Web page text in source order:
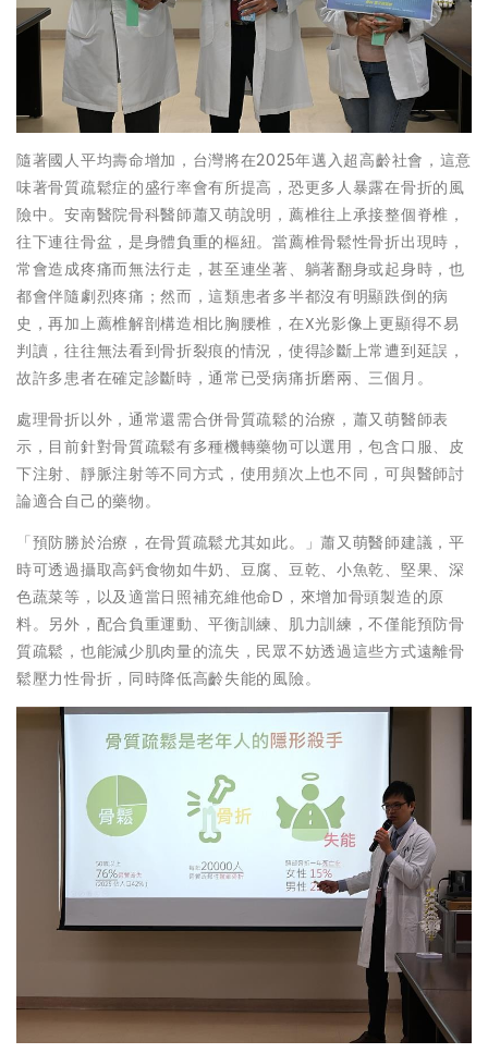
隨著國人平均壽命增加，台灣將在2025年邁入超高齡社會，這意
味著骨質疏鬆症的盛行率會有所提高，恐更多人暴露在骨折的風
險中。安南醫院骨科醫師蕭又萌說明，薦椎往上承接整個脊椎，
往下連往骨盆，是身體負重的樞紐。當薦椎骨鬆性骨折出現時，
常會造成疼痛而無法行走，甚至連坐著、躺著翻身或起身時，也
都會伴隨劇烈疼痛；然而，這類患者多半都沒有明顯跌倒的病
史，再加上薦椎解剖構造相比胸腰椎，在X光影像上更顯得不易
判讀，往往無法看到骨折裂痕的情況，使得診斷上常遭到延誤，
故許多患者在確定診斷時，通常已受病痛折磨兩、三個月。
處理骨折以外，通常還需合併骨質疏鬆的治療，蕭又萌醫師表
示，目前針對骨質疏鬆有多種機轉藥物可以選用，包含口服、皮
下注射、靜脈注射等不同方式，使用頻次上也不同，可與醫師討
論適合自己的藥物。
「預防勝於治療，在骨質疏鬆尤其如此。」蕭又萌醫師建議，平
時可透過攝取高鈣食物如牛奶、豆腐、豆乾、小魚乾、堅果、深
色蔬菜等，以及適當日照補充維他命D，來增加骨頭製造的原
料。另外，配合負重運動、平衡訓練、肌力訓練，不僅能預防骨
質疏鬆，也能減少肌肉量的流失，民眾不妨透過這些方式遠離骨
鬆壓力性骨折，同時降低高齡失能的風險。